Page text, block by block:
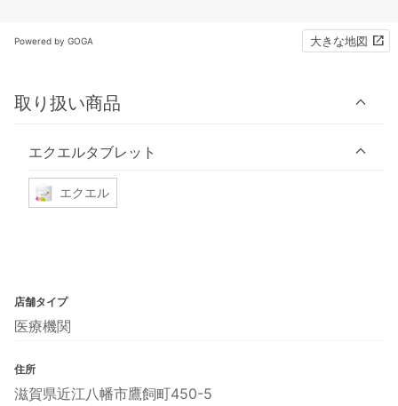
Powered by GOGA 大きな地図
取り扱い商品
エクエルタブレット
エクエル
店舗タイプ
医療機関
住所
滋賀県近江八幡市鷹飼町450-5